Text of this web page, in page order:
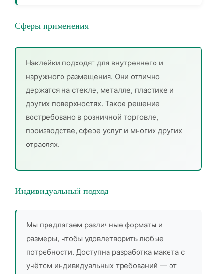
Сферы применения
Наклейки подходят для внутреннего и
наружного размещения. Они отлично
держатся на стекле, металле, пластике и
других поверхностях. Такое решение
востребовано в розничной торговле,
производстве, сфере услуг и многих других
отраслях.
Индивидуальный подход
Мы предлагаем различные форматы и
размеры, чтобы удовлетворить любые
потребности. Доступна разработка макета с
учётом индивидуальных требований — от